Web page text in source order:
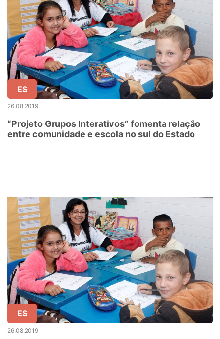
ES
26.08.2019
“Projeto Grupos Interativos” fomenta relação
entre comunidade e escola no sul do Estado
ES
26.08.2019